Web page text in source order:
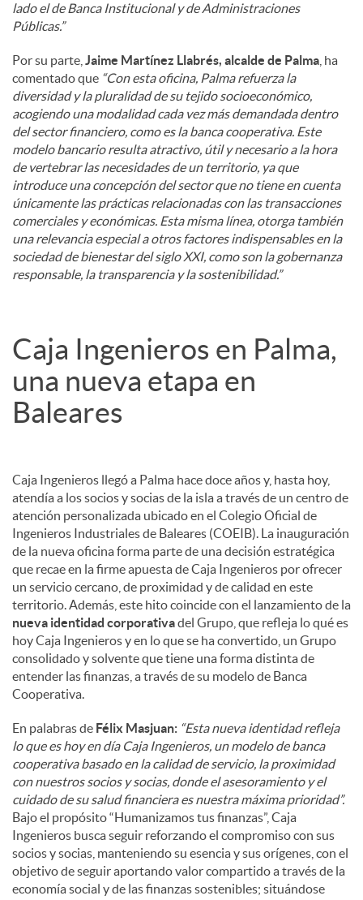
lado el de Banca Institucional y de Administraciones
Públicas.”
Por su parte, Jaime Martínez Llabrés, alcalde de Palma , ha
comentado que “Con esta oficina, Palma refuerza la
diversidad y la pluralidad de su tejido socioeconómico,
acogiendo una modalidad cada vez más demandada dentro
del sector financiero, como es la banca cooperativa. Este
modelo bancario resulta atractivo, útil y necesario a la hora
de vertebrar las necesidades de un territorio, ya que
introduce una concepción del sector que no tiene en cuenta
únicamente las prácticas relacionadas con las transacciones
comerciales y económicas. Esta misma línea, otorga también
una relevancia especial a otros factores indispensables en la
sociedad de bienestar del siglo XXI, como son la gobernanza
responsable, la transparencia y la sostenibilidad.”
Caja Ingenieros en Palma,
una nueva etapa en
Baleares
Caja Ingenieros llegó a Palma hace doce años y, hasta hoy,
atendía a los socios y socias de la isla a través de un centro de
atención personalizada ubicado en el Colegio Oficial de
Ingenieros Industriales de Baleares (COEIB). La inauguración
de la nueva oficina forma parte de una decisión estratégica
que recae en la firme apuesta de Caja Ingenieros por ofrecer
un servicio cercano, de proximidad y de calidad en este
territorio. Además, este hito coincide con el lanzamiento de la
nueva identidad corporativadel Grupo, que refleja lo qué es
hoy Caja Ingenieros y en lo que se ha convertido, un Grupo
consolidado y solvente que tiene una forma distinta de
entender las finanzas, a través de su modelo de Banca
Cooperativa.
En palabras de Félix Masjuan: “Esta nueva identidad refleja
lo que es hoy en día Caja Ingenieros, un modelo de banca
cooperativa basado en la calidad de servicio, la proximidad
con nuestros socios y socias, donde el asesoramiento y el
cuidado de su salud financiera es nuestra máxima prioridad”.
Bajo el propósito “Humanizamos tus finanzas”, Caja
Ingenieros busca seguir reforzando el compromiso con sus
socios y socias, manteniendo su esencia y sus orígenes, con el
objetivo de seguir aportando valor compartido a través de la
economía social y de las finanzas sostenibles; situándose